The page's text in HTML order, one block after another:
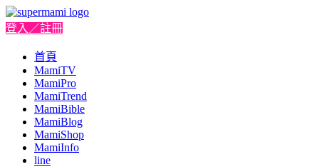
登入／註冊
首頁
MamiTV
MamiPro
MamiTrend
MamiBible
MamiBlog
MamiShop
MamiInfo
line